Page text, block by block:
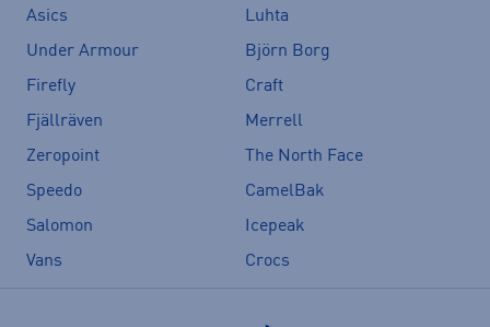
Asics
Luhta
Under Armour
Björn Borg
Firefly
Craft
Fjällräven
Merrell
Zeropoint
The North Face
Speedo
CamelBak
Salomon
Icepeak
Vans
Crocs